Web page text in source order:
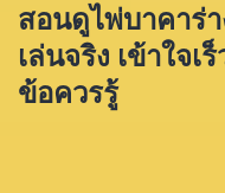
สอนดูไพ่บาคาร่
เล่นจริง เข้าใจ
ข้อควรรู้